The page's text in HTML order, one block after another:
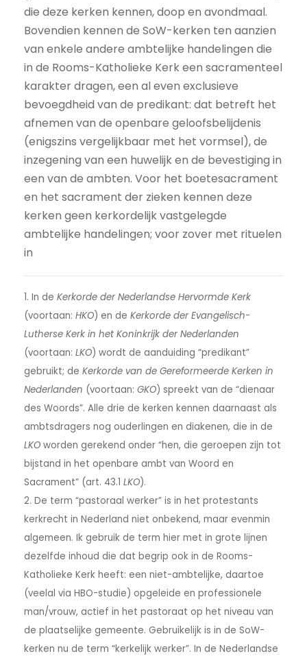
die deze kerken kennen, doop en avondmaal.
Bovendien kennen de SoW-kerken ten aanzien
van enkele andere ambtelijke handelingen die
in de Rooms-Katholieke Kerk een sacramenteel
karakter dragen, een al even exclusieve
bevoegdheid van de predikant: dat betreft het
afnemen van de openbare geloofsbelijdenis
(enigszins vergelijkbaar met het vormsel), de
inzegening van een huwelijk en de bevestiging in
een van de ambten. Voor het boetesacrament
en het sacrament der zieken kennen deze
kerken geen kerkordelijk vastgelegde
ambtelijke handelingen; voor zover met rituelen
in
1. In de Kerkorde der Nederlandse Hervormde Kerk
(voortaan: HKO) en de Kerkorde der Evangelisch-
Lutherse Kerk in het Koninkrijk der Nederlanden
(voortaan: LKO) wordt de aanduiding “predikant”
gebruikt; de Kerkorde van de Gereformeerde Kerken in
Nederlanden (voortaan: GKO) spreekt van de “dienaar
des Woords”. Alle drie de kerken kennen daarnaast als
ambtsdragers nog ouderlingen en diakenen, die in de
LKO worden gerekend onder “hen, die geroepen zijn tot
bijstand in het openbare ambt van Woord en
Sacrament” (art. 43.1 LKO).
2. De term “pastoraal werker” is in het protestants
kerkrecht in Nederland niet onbekend, maar evenmin
algemeen. Ik gebruik de term hier met in grote lijnen
dezelfde inhoud die dat begrip ook in de Rooms-
Katholieke Kerk heeft: een niet-ambtelijke, daartoe
(veelal via HBO-studie) opgeleide en professionele
man/vrouw, actief in het pastoraat op het niveau van
de plaatselijke gemeente. Gebruikelijk is in de SoW-
kerken nu de term “kerkelijk werker”. In de Nederlandse